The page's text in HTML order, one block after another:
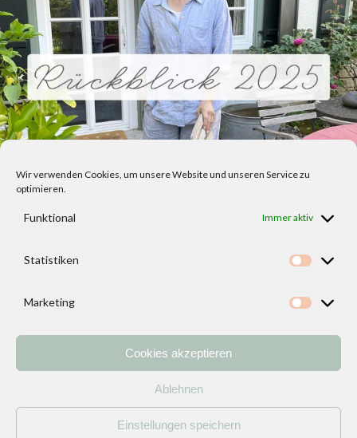
Wir verwenden Cookies, um unsere Website und unseren Service zu
optimieren.
Funktional Immer aktiv
Statistiken
Marketing
Cookies akzeptieren
Ablehnen
Einstellungen speichern
Kontakt
Impressum/ Datenschutzerklärung